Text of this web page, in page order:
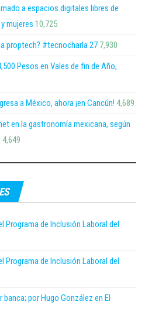
a espacios digitales libres de
mujeres 10,725
proptech? #tecnocharla 27 7,930
Pesos en Vales de fin de Año,
a México, ahora ¡en Cancún! 4,689
en la gastronomía mexicana, según
4,649
Programa de Inclusión Laboral del
Programa de Inclusión Laboral del
por Hugo González en El